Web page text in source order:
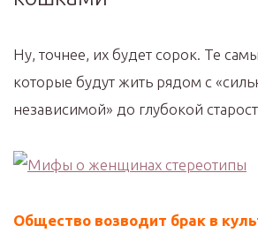
Ну, точнее, их будет сорок. Те
которые будут жить рядом с
независимой» до глубокой
Общество возводит брак в